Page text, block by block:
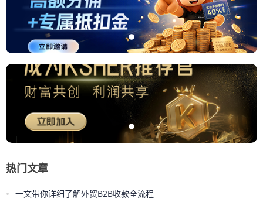
热门文章
• 一文带你详细了解外贸B2B收款全流程